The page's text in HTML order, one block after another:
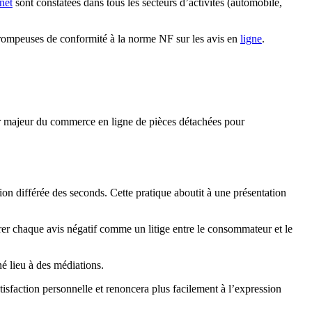
de conformité à la norme NF sur les avis en ligne.
du commerce en ligne de pièces détachées pour
différée des seconds. Cette pratique aboutit à une présentation
chaque avis négatif comme un litige entre le consommateur et le
lieu à des médiations.
personnelle et renoncera plus facilement à l’expression